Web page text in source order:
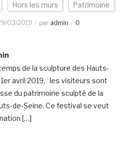
Hors les murs Patrimoine
03/2019 par admin
0
de la sculpture des Hauts-
avril 2019, les visiteurs sont
du patrimoine sculpté de la
de-Seine. Ce festival se veut
[…]